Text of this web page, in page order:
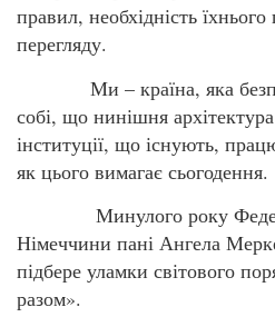
правил, необхідність
перегляду.
Ми – країна, яка
собі, що нинішня
інституції, що існують,
як цього вимагає сьогодення.
Минулого року
Німеччини пані Ангела
підбере уламки світового
разом».